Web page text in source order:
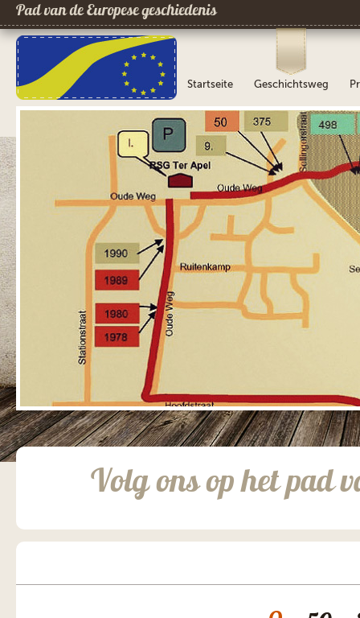
Pad van de Europese geschiedenis
Startseite Geschichtsweg
Volg ons op het pad